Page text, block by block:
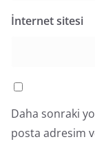
İnternet sitesi
Daha sonraki
posta adresim